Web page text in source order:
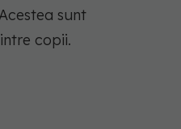
sunt
copii.